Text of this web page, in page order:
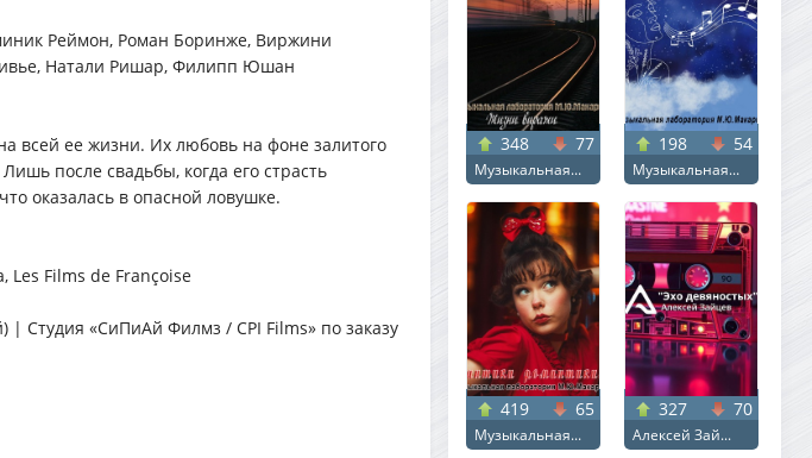
Реймон, Роман Боринже, Виржини
Натали Ришар, Филипп Юшан
всей ее жизни. Их любовь на фоне залитого
после свадьбы, когда его страсть
оказалась в опасной ловушке.
Les Films de Françoise
Студия «СиПиАй Филмз / CPI Films» по заказу
348 77
Музыкальная...
198 54
Музыкальная...
419 65
Музыкальная...
327 70
Алексей Зай...